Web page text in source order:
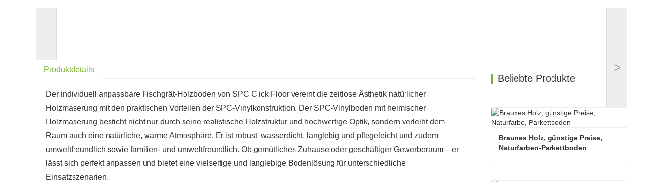
< >
Produktdetails
Der individuell anpassbare Fischgrät-Holzboden von SPC Click Floor vereint die zeitlose Ästhetik natürlicher
Holzmaserung mit den praktischen Vorteilen der SPC-Vinylkonstruktion. Der SPC-Vinylboden mit heimischer
Holzmaserung besticht nicht nur durch seine realistische Holzstruktur und hochwertige Optik, sondern verleiht dem
Raum auch eine natürliche, warme Atmosphäre. Er ist robust, wasserdicht, langlebig und pflegeleicht und zudem
umweltfreundlich sowie familien- und umweltfreundlich. Ob gemütliches Zuhause oder geschäftiger Gewerberaum – er
lässt sich perfekt anpassen und bietet eine vielseitige und langlebige Bodenlösung für unterschiedliche
Einsatzszenarien.
Beliebte Produkte
Braunes Holz, günstige Preise,
Naturfarben-Parkettboden